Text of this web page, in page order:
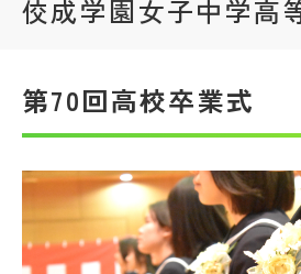
私学探検隊
帰国生受験情報
説明会・イベント情報
佼成学園女子中学高
第70回高校卒業式